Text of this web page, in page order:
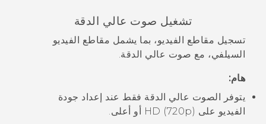
تشغيل صوت عالي الدقة
تسجيل مقاطع الفيديو، بما يشمل مقاطع الفيديو
السيلفي، مع صوت عالي الدقة.
هام:
يتوفر الصوت عالي الدقة فقط عند إعداد جودة
الفيديو على HD (720p) أو أعلى.